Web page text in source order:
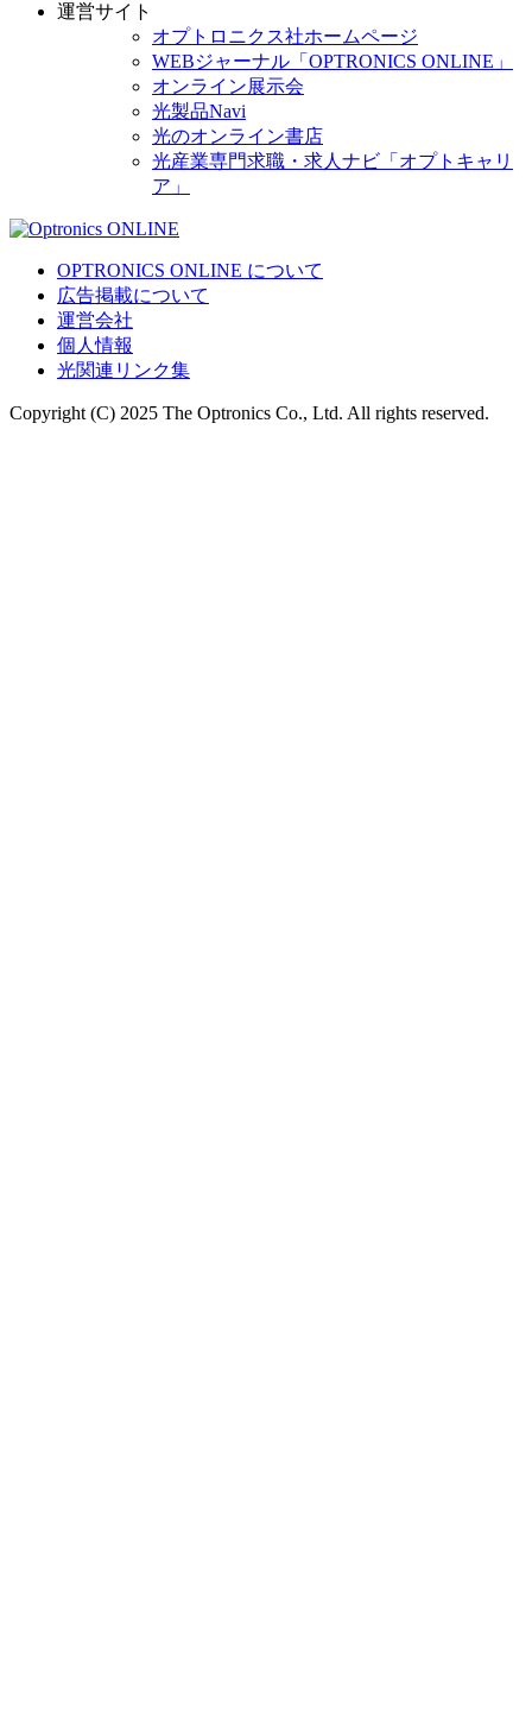
運営サイト
オプトロニクス社ホームページ
WEBジャーナル「OPTRONICS ONLINE」
オンライン展示会
光製品Navi
光のオンライン書店
光産業専門求職・求人ナビ「オプトキャリ
ア」
OPTRONICS ONLINE について
広告掲載について
運営会社
個人情報
光関連リンク集
Copyright (C) 2025 The Optronics Co., Ltd. All rights reserved.